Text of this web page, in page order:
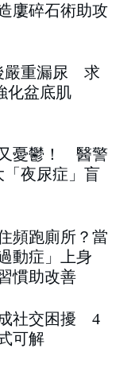
廔碎石術助攻
嚴重漏尿 求
化盆底肌
憂鬱！ 醫警
「夜尿症」盲
頻跑廁所？當
動症」上身
慣助改善
社交困擾 4
可解